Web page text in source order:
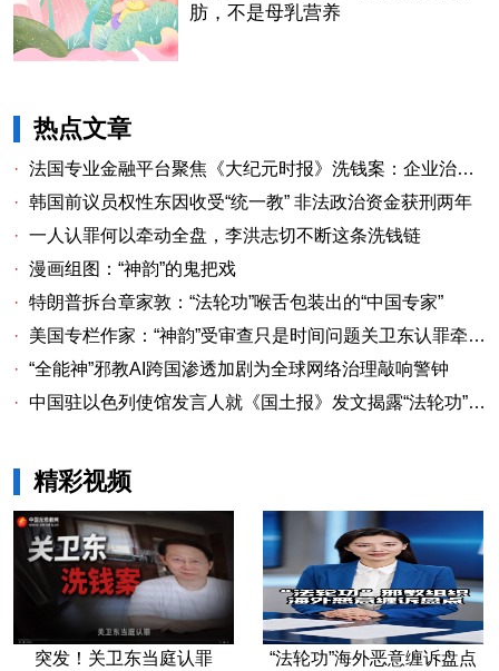
肪，不是母乳营养
热点文章
· 法国专业金融平台聚焦《大纪元时报》洗钱案：企业治理漏洞与监管警示
· 韩国前议员权性东因收受“统一教” 非法政治资金获刑两年
· 一人认罪何以牵动全盘，李洪志切不断这条洗钱链
· 漫画组图：“神韵”的鬼把戏
· 特朗普拆台章家敦：“法轮功”喉舌包装出的“中国专家”
·
美国专栏作家：“神韵”受审查只是时间问题关卫东认罪牵出与《大纪元时报》资金链条
· “全能神”邪教AI跨国渗透加剧为全球网络治理敲响警钟
· 中国驻以色列使馆发言人就《国土报》发文揭露“法轮功”邪教本质答记者问
精彩视频
突发！关卫东当庭认罪 “法轮功”海外恶意缠诉盘点